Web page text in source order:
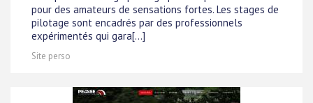
pour des amateurs de sensations fortes. Les stages de
pilotage sont encadrés par des professionnels
expérimentés qui gara[...]
Site perso